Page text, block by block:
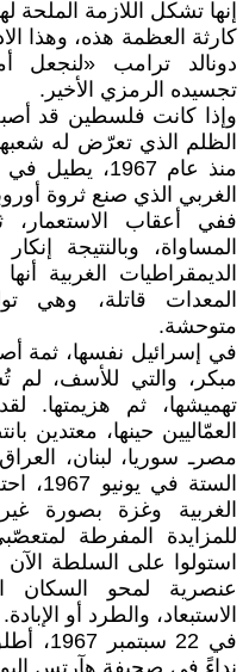
إنها تشكل اللازمة الملحة
كارثة العظمة هذه، وهذا
دونالد ترامب «لنجعل
تجسيده الرمزي الأخير.
وإذا كانت فلسطين قد
منذ عام 1967،
الغربي الذي صنع ثروة
ففي أعقاب الاستعمار،
المساواة، وبالنتيجة
الديمقراطيات الغربية
المعدات قاتلة، وهي
متوحشة.
في إسرائيل نفسها، ثمة
مبكر، والتي للأسف، لم
تهميشها، ثم هزيمتها.
العمّاليين حينها، معتدين
مصرـ سوريا، لبنان،
الستة
الغربية وغزة بصورة
للمزايدة المفرطة
استولوا على السلطة
عنصرية لمحو السكان
الاستبعاد، والطرد أو الإبادة.
في 22